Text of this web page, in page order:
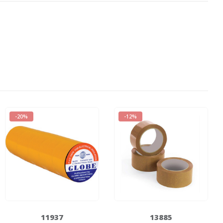
-20%
11937
-12%
13885